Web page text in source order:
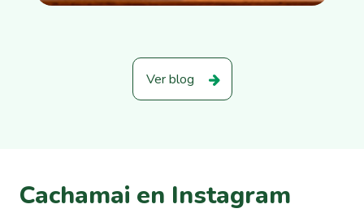
Ver blog
Cachamai en Instagram